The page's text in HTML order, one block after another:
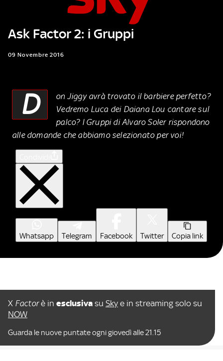
Cos’altro vedere:
PROGRAMMI SKY
SKY.IT
Ask Factor 2: i Gruppi
09 Novembre 2016
D
on Jiggy avrà trovato il barbiere perfetto?
Vedremo Luca dei Daiana Lou cantare sul
palco? I Gruppi di Alvaro Soler rispondono
alle domande che abbiamo selezionato per voi!
Whatsapp Telegram Facebook Twitter Copia link
X Factorè in esclusiva su Sky e in streaming solo su
NOW
Guarda le nuove puntate ogni giovedì alle 21.15